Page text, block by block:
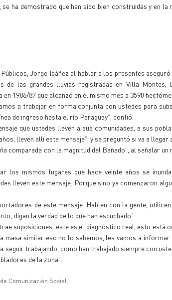
ha demostrado que han sido bien construidas y en la
Jorge Ibáñez al hablar a los presentes aseguró
las grandes lluvias registradas en Villa Montes,
1986/87 que alcanzó en el mismo mes a 3590
a trabajar en forma conjunta con ustedes para
de ingreso hasta el río Paraguay”, confió.
que ustedes lleven a sus comunidades, a sus
lleven allí este mensaje”, y se preguntó si va a llegar
comparada con la magnitud del Bañado”, al señalar un
los mismos lugares que hace veinte años se
lleven este mensaje. Porque sino ya comenzaron
de este mensaje. Hablen con la gente,
digan la verdad de lo que han escuchado”.
suposiciones, este es el diagnóstico real, esto está
masa similar eso no lo sabemos, les vamos a informar
seguir trabajando, como han trabajado siempre con
de la zona”.
Comunicación Social